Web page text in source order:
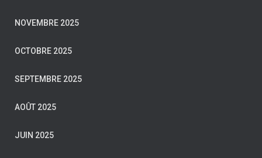
NOVEMBRE 2025
OCTOBRE 2025
SEPTEMBRE 2025
AOÛT 2025
JUIN 2025